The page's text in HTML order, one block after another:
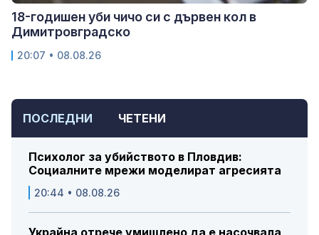
ПОСЛЕДНИ ЧЕТЕНИ
Психолог за убийството в Пловдив:
Социалните мрежи моделират агресията
20:44 • 08.08.26
Украйна отрече умишлено да е насочвала
18-годишен уби чичо си с дървен кол в
Димитровградско
20:07 • 08.08.26